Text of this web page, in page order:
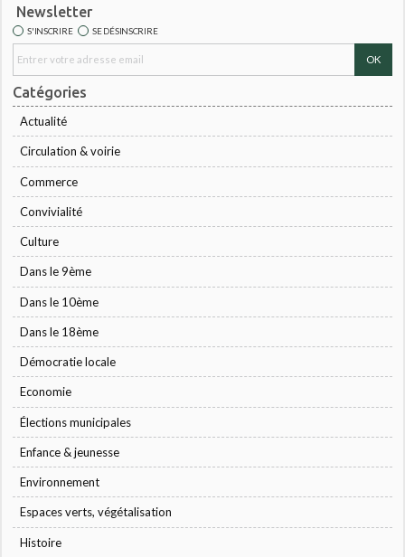
Newsletter
S'INSCRIRE SE DÉSINSCRIRE
Catégories
Actualité
Circulation & voirie
Commerce
Convivialité
Culture
Dans le 9ème
Dans le 10ème
Dans le 18ème
Démocratie locale
Economie
Élections municipales
Enfance & jeunesse
Environnement
Espaces verts, végétalisation
Histoire